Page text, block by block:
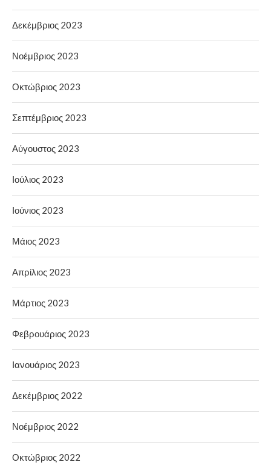
Δεκέμβριος 2023
Νοέμβριος 2023
Οκτώβριος 2023
Σεπτέμβριος 2023
Αύγουστος 2023
Ιούλιος 2023
Ιούνιος 2023
Μάιος 2023
Απρίλιος 2023
Μάρτιος 2023
Φεβρουάριος 2023
Ιανουάριος 2023
Δεκέμβριος 2022
Νοέμβριος 2022
Οκτώβριος 2022